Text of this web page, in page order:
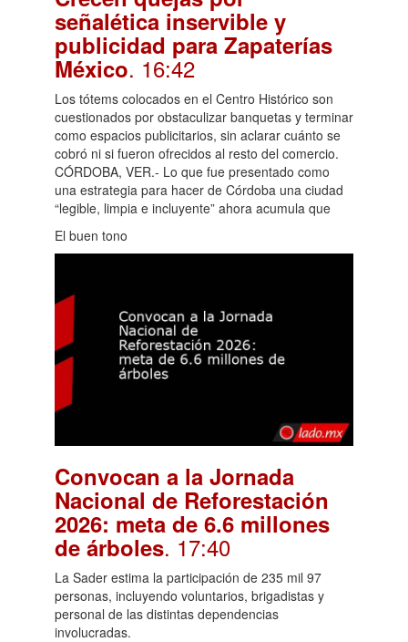
señalética inservible y
publicidad para Zapaterías
México. 16:42
Los tótems colocados en el Centro Histórico son
cuestionados por obstaculizar banquetas y terminar
como espacios publicitarios, sin aclarar cuánto se
cobró ni si fueron ofrecidos al resto del comercio.
CÓRDOBA, VER.- Lo que fue presentado como
una estrategia para hacer de Córdoba una ciudad
“legible, limpia e incluyente” ahora acumula que
El buen tono
Convocan a la Jornada
Nacional de Reforestación
2026: meta de 6.6 millones
de árboles. 17:40
La Sader estima la participación de 235 mil 97
personas, incluyendo voluntarios, brigadistas y
personal de las distintas dependencias
involucradas.